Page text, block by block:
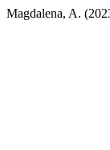
Magdalena, A.